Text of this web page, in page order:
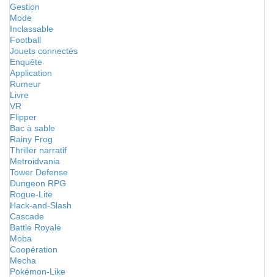
Gestion
Mode
Inclassable
Football
Jouets connectés
Enquête
Application
Rumeur
Livre
VR
Flipper
Bac à sable
Rainy Frog
Thriller narratif
Metroidvania
Tower Defense
Dungeon RPG
Rogue-Lite
Hack-and-Slash
Cascade
Battle Royale
Moba
Coopération
Mecha
Pokémon-Like